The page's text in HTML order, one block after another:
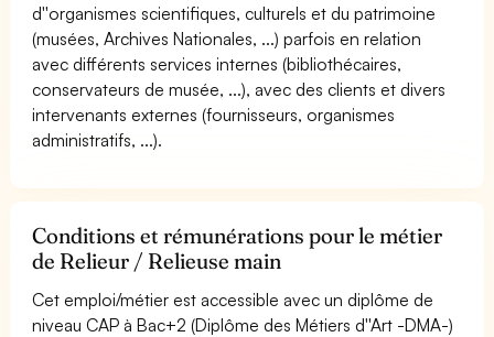
d''organismes scientifiques, culturels et du patrimoine
(musées, Archives Nationales, ...) parfois en relation
avec différents services internes (bibliothécaires,
conservateurs de musée, ...), avec des clients et divers
intervenants externes (fournisseurs, organismes
administratifs, ...).
Conditions et rémunérations pour le métier
de Relieur / Relieuse main
Cet emploi/métier est accessible avec un diplôme de
niveau CAP à Bac+2 (Diplôme des Métiers d''Art -DMA-)